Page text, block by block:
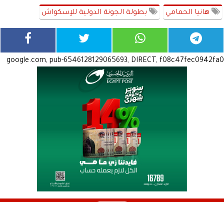
هانيا الحمامي بطولة الجونة الدولية للإسكواش
google.com, pub-6546128129065693, DIRECT, f08c47fec0942fa0